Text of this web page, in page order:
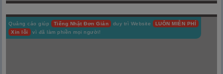
Quảng cáo giúp Tiếng Nhật Đơn Giản duy trì Website
LUÔN MIỄN PHÍ
Xin lỗi
vì đã làm phiền mọi người!